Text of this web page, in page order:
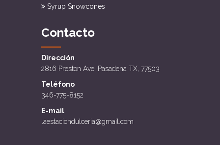
Syrup Snowcones
Contacto
Dirección
2816 Preston Ave. Pasadena TX, 77503
Teléfono
346-775-8152
E-mail
laestaciondulceria@gmail.com